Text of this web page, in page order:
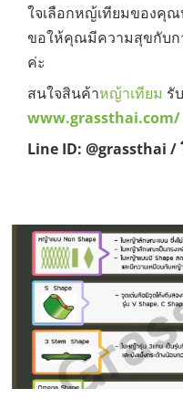
ใจเลือกหญ้เทียมของคุ
ขอให้คุณมีความสุขกับก
ค่ะ
สนใจสินค้าหญ้าเทียม รั
www.grassthai.com/
Line ID: @grassthai /